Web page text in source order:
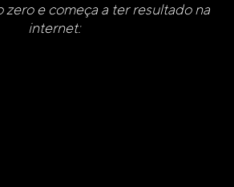
zero e começa a ter resultado na
internet: